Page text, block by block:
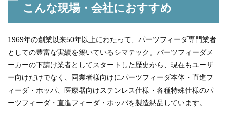
こんな現場・会社におすすめ
1969年の創業以来50年以上にわたって、パーツフィーダ専門業者
としての豊富な実績を築いているシマテック。パーツフィーダメ
ーカーの下請け業者としてスタートした歴史から、現在もユーザ
ー向けだけでなく、同業者様向けにパーツフィーダ本体・直進フ
ィーダ・ホッパ、医療器向けステンレス仕様・各種特殊仕様のパ
ーツフィーダ・直進フィーダ・ホッパを製造納品しています。